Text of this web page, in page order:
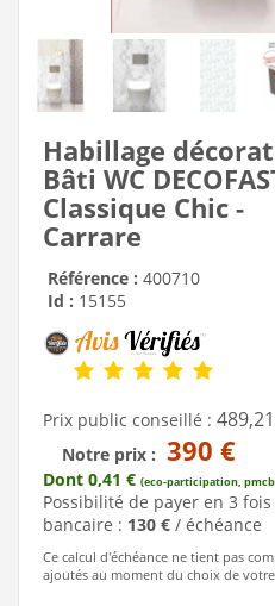
Habillage
Bâti WC
Classique Chic -
Carrare
Référence : 400710
Id : 15155
Prix public conseillé :
Notre prix : 390 €
Dont 0,41 € (eco-participation,
Possibilité de payer en 3
bancaire : 130 € / échéance
Ce calcul d'échéance ne tient pas
ajoutés au moment du choix de